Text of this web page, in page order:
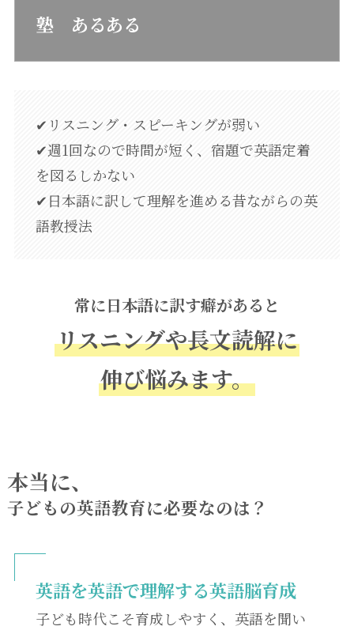
塾 あるある
✔リスニング・スピーキングが弱い
✔週1回なので時間が短く、宿題で英語定着
を図るしかない
✔日本語に訳して理解を進める昔ながらの英
語教授法
常に日本語に訳す癖があると
リスニングや長文読解に
伸び悩みます。
本当に、
子どもの英語教育に必要なのは？
英語を英語で理解する英語脳育成
子ども時代こそ育成しやすく、英語を聞い